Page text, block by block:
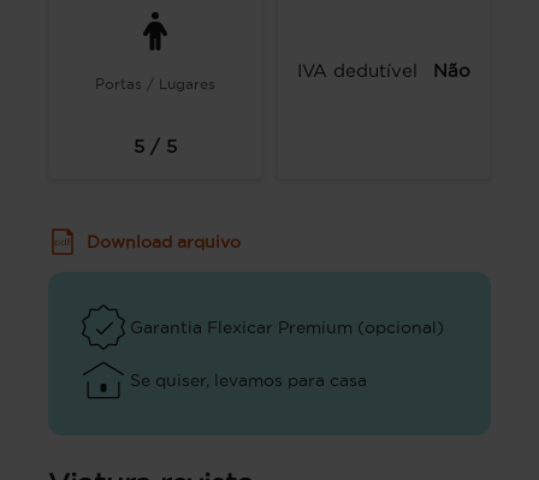
Portas / Lugares
5 / 5
IVA dedutível Não
Download arquivo
Garantia Flexicar Premium (opcional)
Se quiser, levamos para casa